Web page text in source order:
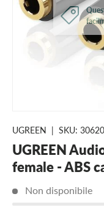
UGREEN | SKU: 30620
UGREEN
female - ABS
Non disponibile